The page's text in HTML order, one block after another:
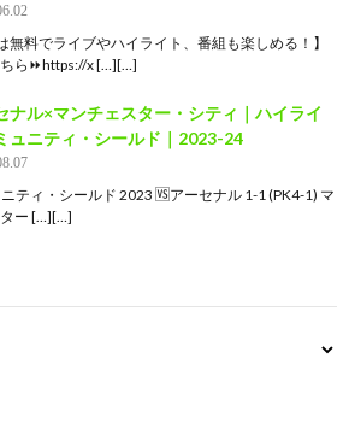
無料でライブやハイライト、番組も楽しめる！】
ら⏩️https://x […][…]
ナル×マンチェスター・シティ｜ハイライ
ュニティ・シールド｜2023-24
ティ・シールド 2023 🆚アーセナル 1-1 (PK4-1) マ
ー […][…]